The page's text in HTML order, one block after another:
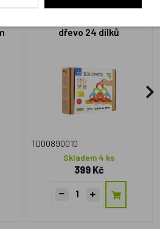
dřevo 24 dílků
TD00890010
Skladem 4 ks
399 Kč